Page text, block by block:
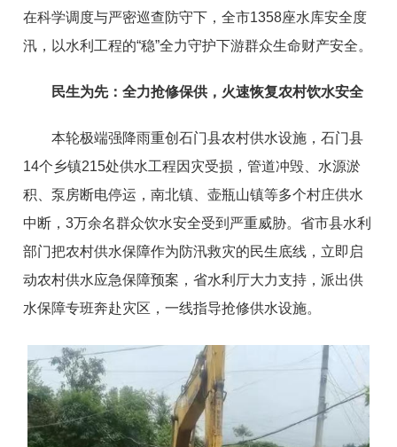
在科学调度与严密巡查防守下，全市1358座水库安全度
汛，以水利工程的“稳”全力守护下游群众生命财产安全。
民生为先：全力抢修保供，火速恢复农村饮水安全
本轮极端强降雨重创石门县农村供水设施，石门县
14个乡镇215处供水工程因灾受损，管道冲毁、水源淤
积、泵房断电停运，南北镇、壶瓶山镇等多个村庄供水
中断，3万余名群众饮水安全受到严重威胁。省市县水利
部门把农村供水保障作为防汛救灾的民生底线，立即启
动农村供水应急保障预案，省水利厅大力支持，派出供
水保障专班奔赴灾区，一线指导抢修供水设施。